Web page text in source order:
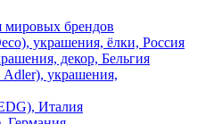
брендов
украшения, ёлки, Россия
декор, Бельгия
украшения,
Италия